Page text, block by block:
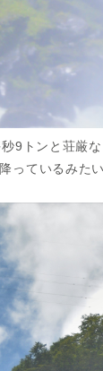
9トンと荘厳な
っているみたい